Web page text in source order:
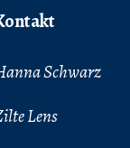
Schwarz
Lens